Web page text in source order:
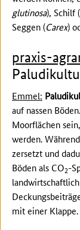
glutinosa), Schilf (
Seggen (Carex)
praxis-
Emmel:
auf nassen
Moorflächen
werden.
zersetzt und
Böden als CO2-
mit einer Klappe.